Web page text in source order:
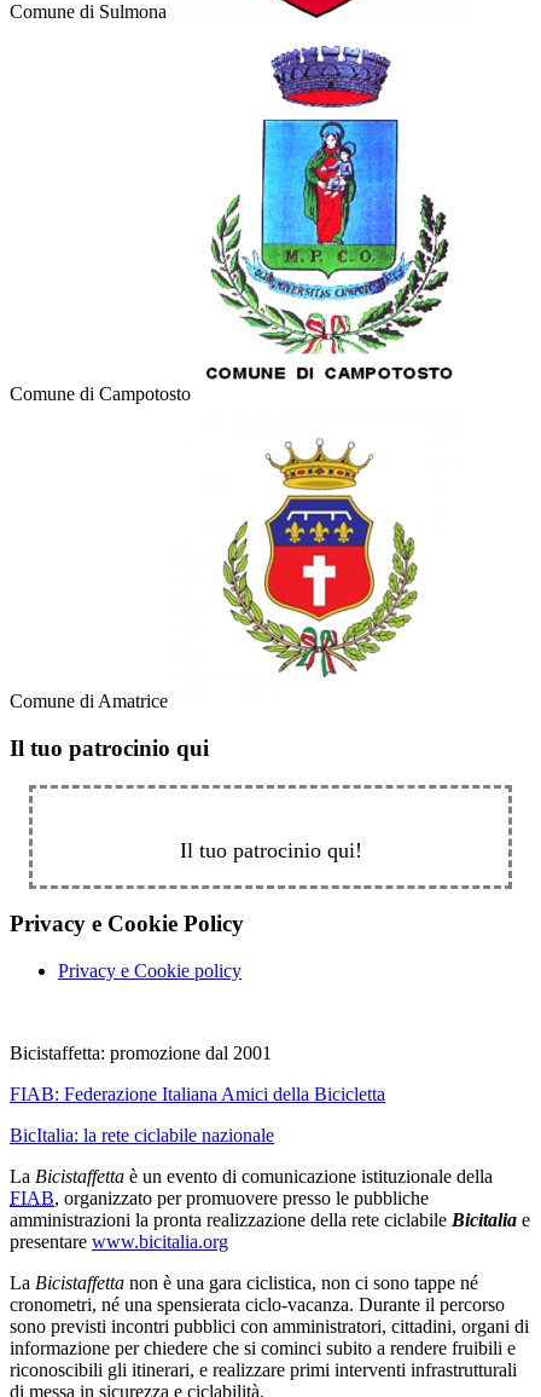
Comune di Sulmona
Comune di Campotosto
Comune di Amatrice
Il tuo patrocinio qui
Il tuo patrocinio qui!
Privacy e Cookie Policy
Privacy e Cookie policy
Bicistaffetta: promozione dal 2001
FIAB: Federazione Italiana Amici della Bicicletta
BicItalia: la rete ciclabile nazionale
La Bicistaffetta è un evento di comunicazione istituzionale della
FIAB, organizzato per promuovere presso le pubbliche
amministrazioni la pronta realizzazione della rete ciclabile Bicitalia e
presentare www.bicitalia.org
La Bicistaffetta non è una gara ciclistica, non ci sono tappe né
cronometri, né una spensierata ciclo-vacanza. Durante il percorso
sono previsti incontri pubblici con amministratori, cittadini, organi di
informazione per chiedere che si cominci subito a rendere fruibili e
riconoscibili gli itinerari, e realizzare primi interventi infrastrutturali
di messa in sicurezza e ciclabilità.